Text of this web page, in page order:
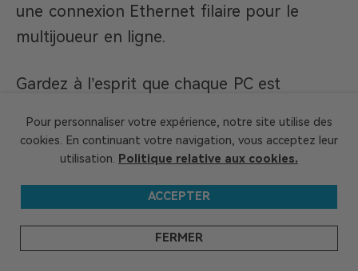
une connexion Ethernet filaire pour le
multijoueur en ligne.
Gardez à l’esprit que chaque PC est
joueur peut ne pas fonctionner pour un
autre. N’hésitez pas à essayer différentes
configurations et différents paramètres
jusqu’à ce que vous trouviez le meilleur
équilibre pour votre machine et votre façon
Pour personnaliser votre expérience, notre site utilise des
cookies. En continuant votre navigation, vous acceptez leur
utilisation. Politique relative aux cookies.
ACCEPTER
FERMER